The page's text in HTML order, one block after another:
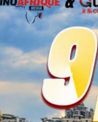
”la Ceinture et
LIKE